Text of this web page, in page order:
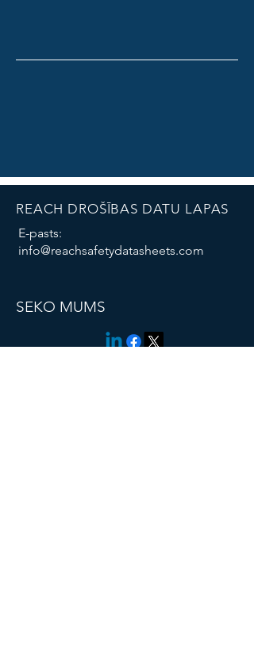
REACH DROŠĪBAS DATU LAPAS
E-pasts:
info@reachsafetydatasheets.com
SEKO MUMS